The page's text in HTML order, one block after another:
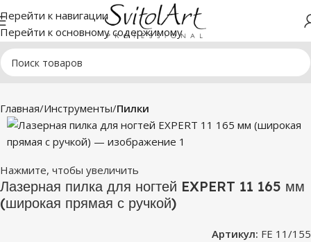
Перейти к навигации
Перейти к основному содержимому
Главная Инструменты Пилки
Нажмите, чтобы увеличить
Лазерная пилка для ногтей EXPERT 11 165 мм
(широкая прямая с ручкой)
Артикул: FE 11/155